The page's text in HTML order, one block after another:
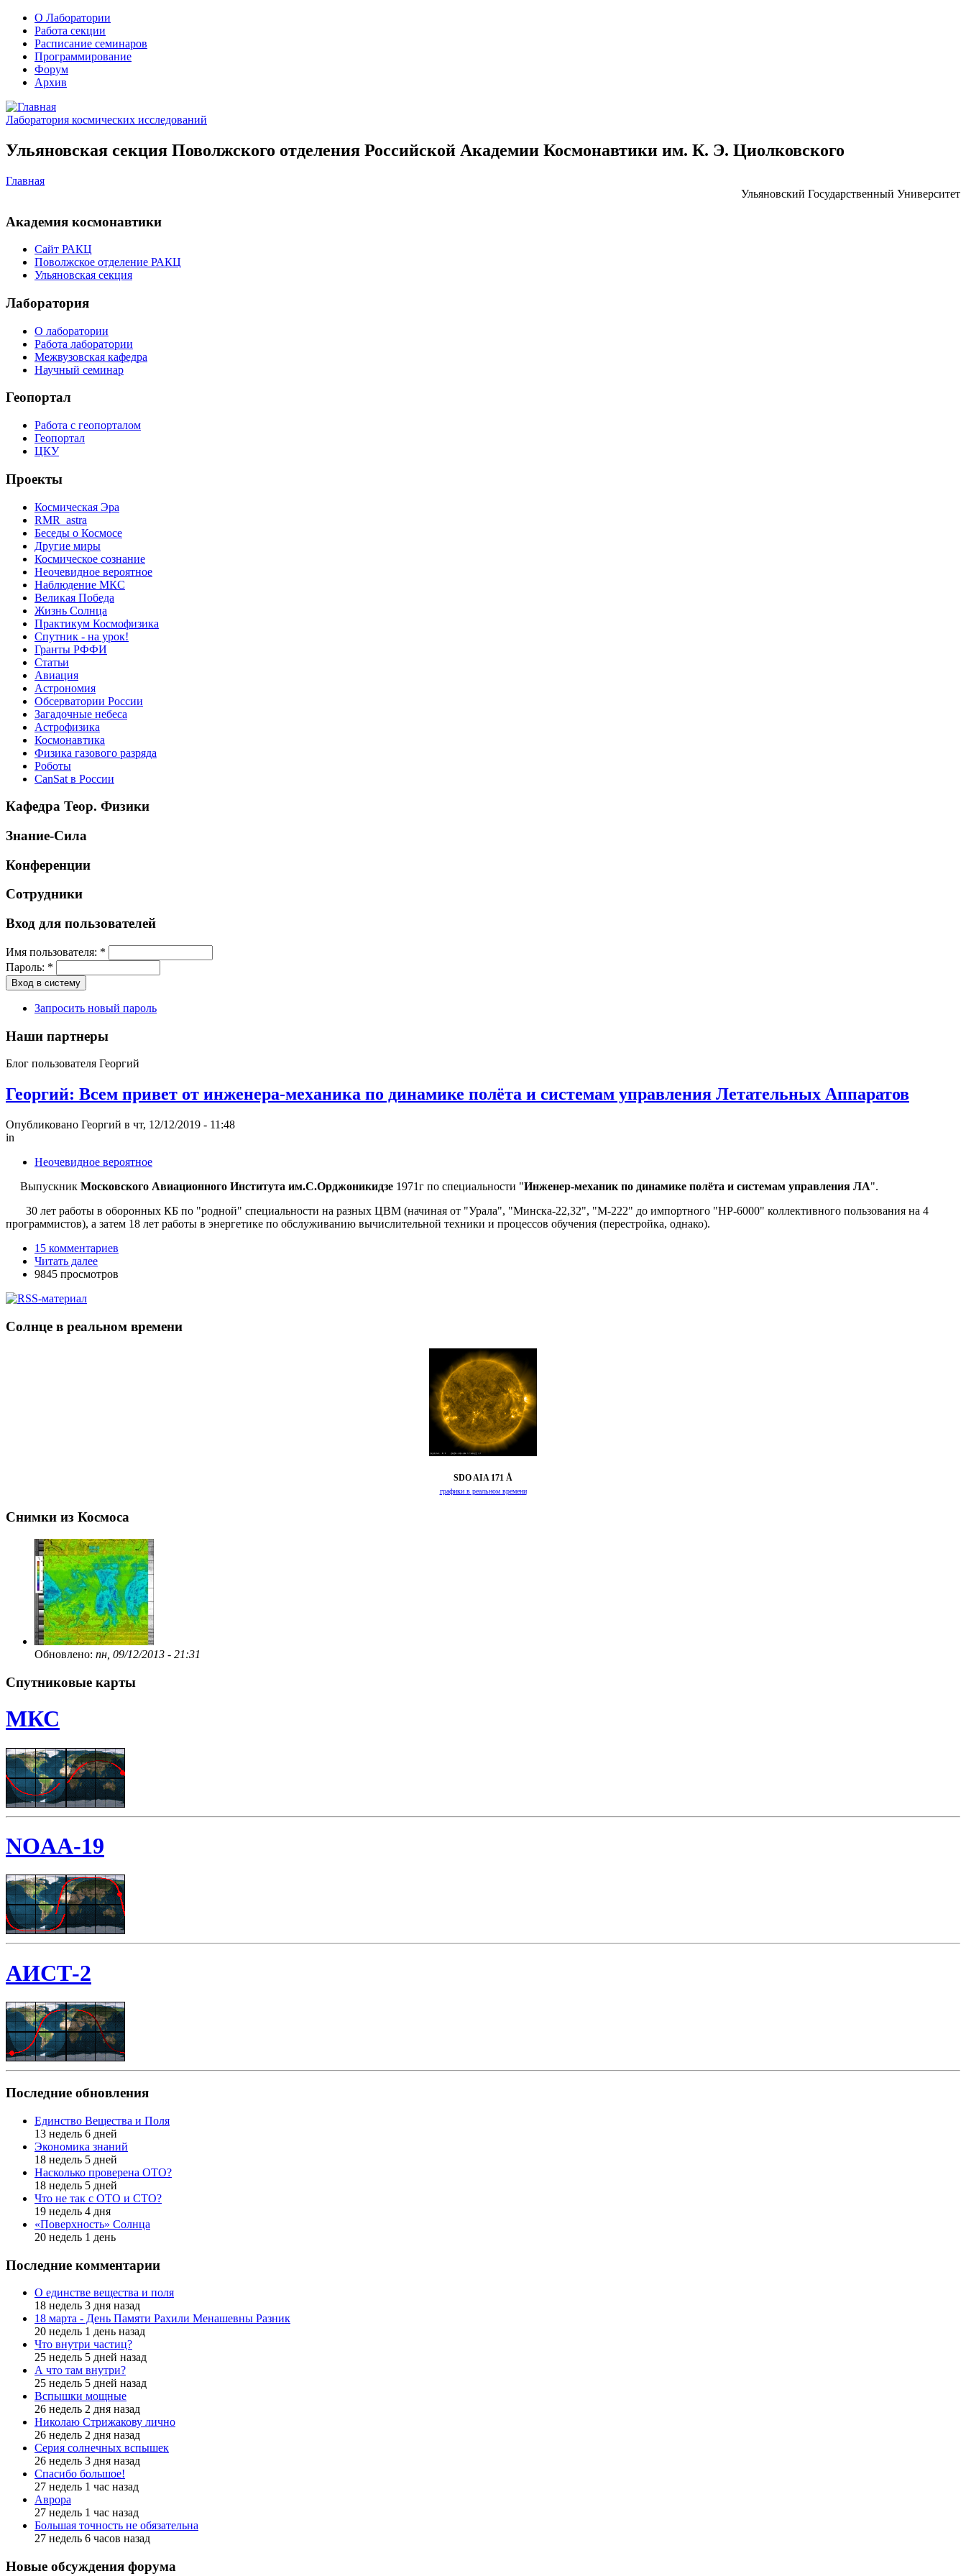
О Лаборатории
Работа секции
Расписание семинаров
Программирование
Форум
Архив
Лаборатория космических исследований
Ульяновская секция Поволжского отделения Российской Академии Космонавтики им. К. Э. Циолковского
Главная
Ульяновский Государственный Университет
Академия космонавтики
Сайт РАКЦ
Поволжское отделение РАКЦ
Ульяновская секция
Лаборатория
О лаборатории
Работа лаборатории
Межвузовская кафедра
Научный семинар
Геопортал
Работа с геопорталом
Геопортал
ЦКУ
Проекты
Космическая Эра
RMR_astra
Беседы о Космосе
Другие миры
Космическое сознание
Неочевидное вероятное
Наблюдение МКС
Великая Победа
Жизнь Солнца
Практикум Космофизика
Спутник - на урок!
Гранты РФФИ
Статьи
Авиация
Астрономия
Обсерватории России
Загадочные небеса
Астрофизика
Космонавтика
Физика газового разряда
Роботы
CanSat в России
Кафедра Теор. Физики
Знание-Сила
Конференции
Сотрудники
Вход для пользователей
Имя пользователя: *
Пароль: *
Запросить новый пароль
Наши партнеры
Блог пользователя Георгий
Георгий: Всем привет от инженера-механика по динамике полёта и системам управления Летательных Аппаратов
Опубликовано Георгий в чт, 12/12/2019 - 11:48
in
Неочевидное вероятное
Выпускник Московского Авиационного Института им.С.Орджоникидзе 1971г по специальности "Инженер-механик по динамике полёта и системам управления ЛА".
30 лет работы в оборонных КБ по "родной" специальности на разных ЦВМ (начиная от "Урала", "Минска-22,32", "М-222" до импортного "HP-6000" коллективного пользования на 4
программистов), а затем 18 лет работы в энергетике по обслуживанию вычислительной техники и процессов обучения (перестройка, однако).
15 комментариев
Читать далее
9845 просмотров
Солнце в реальном времени
SDO AIA 171 Å
графики в реальном времени
Снимки из Космоса
Обновлено: пн, 09/12/2013 - 21:31
Спутниковые карты
МКС
NOAA-19
АИСТ-2
Последние обновления
Единство Вещества и Поля
13 недель 6 дней
Экономика знаний
18 недель 5 дней
Насколько проверена ОТО?
18 недель 5 дней
Что не так с ОТО и СТО?
19 недель 4 дня
«Поверхность» Солнца
20 недель 1 день
Последние комментарии
О единстве вещества и поля
18 недель 3 дня назад
18 марта - День Памяти Рахили Менашевны Разник
20 недель 1 день назад
Что внутри частиц?
25 недель 5 дней назад
А что там внутри?
25 недель 5 дней назад
Вспышки мощные
26 недель 2 дня назад
Николаю Стрижакову лично
26 недель 2 дня назад
Серия солнечных вспышек
26 недель 3 дня назад
Спасибо большое!
27 недель 1 час назад
Аврора
27 недель 1 час назад
Большая точность не обязательна
27 недель 6 часов назад
Новые обсуждения форума